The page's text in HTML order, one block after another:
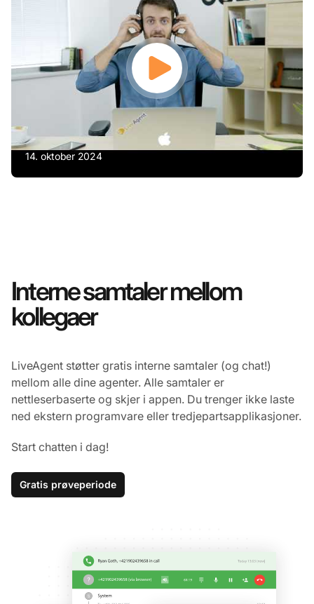
14. oktober 2024
Interne samtaler mellom
kollegaer
LiveAgent støtter gratis interne samtaler (og chat!)
mellom alle dine agenter. Alle samtaler er
nettleserbaserte og skjer i appen. Du trenger ikke laste
ned ekstern programvare eller tredjepartsapplikasjoner.
Start chatten i dag!
Gratis prøveperiode